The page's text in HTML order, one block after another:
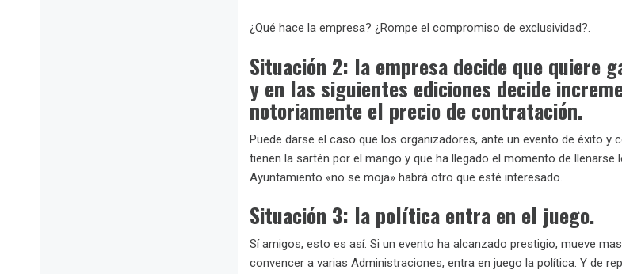
¿Qué hace la empresa? ¿Rompe el compromiso de exclusividad?.
Situación 2: la empresa decide que quiere
y en las siguientes ediciones decide
notoriamente el precio de contratación.
Puede darse el caso que los organizadores, ante un evento de éxito y
tienen la sartén por el mango y que ha llegado el momento de llenarse
Ayuntamiento «no se moja» habrá otro que esté interesado.
Situación 3: la política entra en el juego.
Sí amigos, esto es así. Si un evento ha alcanzado prestigio, mueve
convencer a varias Administraciones, entra en juego la política. Y de